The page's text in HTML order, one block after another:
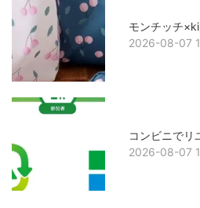
モンチッチ
2026-08-07
コンビニでリ
2026-08-07